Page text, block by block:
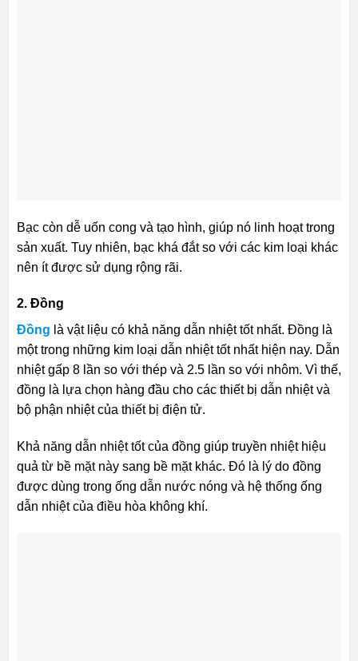
Bạc còn dễ uốn cong và tạo hình, giúp nó linh hoạt trong
sản xuất. Tuy nhiên, bạc khá đắt so với các kim loại khác
nên ít được sử dụng rộng rãi.
2. Đồng
Đồng là vật liệu có khả năng dẫn nhiệt tốt nhất. Đồng là
một trong những kim loại dẫn nhiệt tốt nhất hiện nay. Dẫn
nhiệt gấp 8 lần so với thép và 2.5 lần so với nhôm. Vì thế,
đồng là lựa chọn hàng đầu cho các thiết bị dẫn nhiệt và
bộ phận nhiệt của thiết bị điện tử.
Khả năng dẫn nhiệt tốt của đồng giúp truyền nhiệt hiệu
quả từ bề mặt này sang bề mặt khác. Đó là lý do đồng
được dùng trong ống dẫn nước nóng và hệ thống ống
dẫn nhiệt của điều hòa không khí.